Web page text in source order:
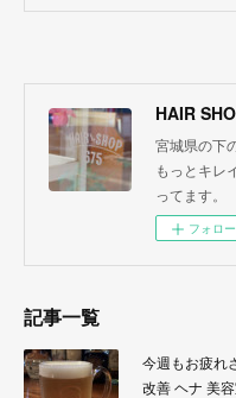
HAIR
宮城県の下
もっとキレ
ってます。
フォロー
記事一覧
今週もお疲れ
改善 ヘナ 美